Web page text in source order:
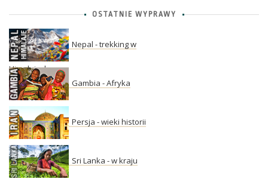
OSTATNIE WYPRAWY
Nepal - trekking w
Himalajach
Gambia - Afryka
Persja - wieki historii
Sri Lanka - w kraju